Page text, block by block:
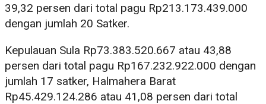
39,32 persen dari total pagu Rp213.173.439.000
dengan jumlah 20 Satker.
Kepulauan Sula Rp73.383.520.667 atau 43,88
persen dari total pagu Rp167.232.922.000 dengan
jumlah 17 satker, Halmahera Barat
Rp45.429.124.286 atau 41,08 persen dari total